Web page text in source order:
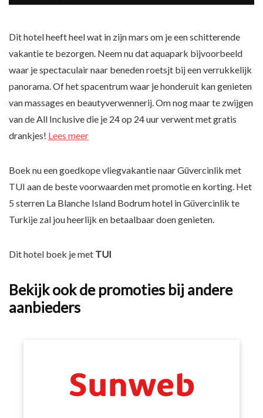
Dit hotel heeft heel wat in zijn mars om je een schitterende
vakantie te bezorgen. Neem nu dat aquapark bijvoorbeeld
waar je spectaculair naar beneden roetsjt bij een verrukkelijk
panorama. Of het spacentrum waar je honderuit kan genieten
van massages en beautyverwennerij. Om nog maar te zwijgen
van de All Inclusive die je 24 op 24 uur verwent met gratis
drankjes! Lees meer
Boek nu een goedkope vliegvakantie naar Güvercinlik met
TUI aan de beste voorwaarden met promotie en korting. Het
5 sterren La Blanche Island Bodrum hotel in Güvercinlik te
Turkije zal jou heerlijk en betaalbaar doen genieten.
Dit hotel boek je met TUI
Bekijk ook de promoties bij andere
aanbieders